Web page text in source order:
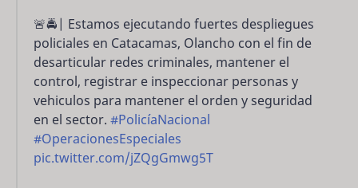
🚨🚔| Estamos ejecutando fuertes despliegues
policiales en Catacamas, Olancho con el fin de
desarticular redes criminales, mantener el
control, registrar e inspeccionar personas y
vehiculos para mantener el orden y seguridad
en el sector. #PolicíaNacional
#OperacionesEspeciales
pic.twitter.com/jZQgGmwg5T